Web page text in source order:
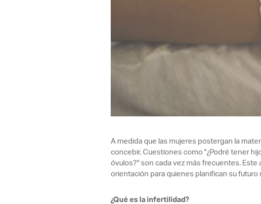
A medida que las mujeres postergan la
concebir. Cuestiones como "¿Podré tener
óvulos?" son cada vez más frecuentes.
orientación para quienes planifican su futuro
¿Qué es la infertilidad?